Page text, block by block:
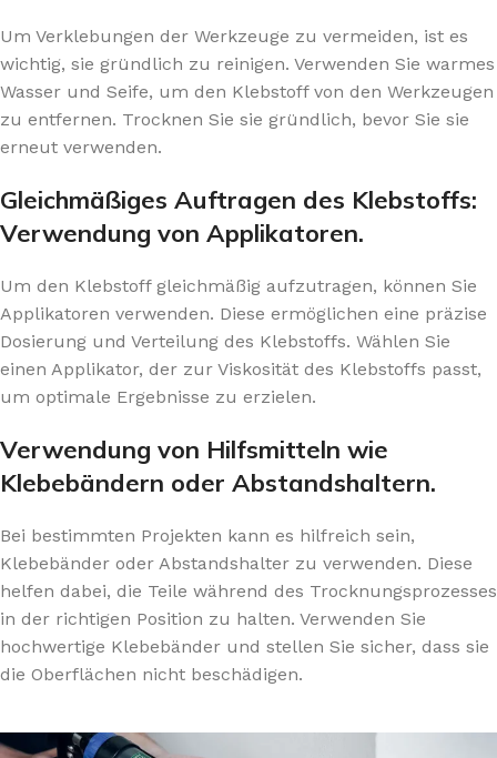
Um Verklebungen der Werkzeuge zu vermeiden, ist es
wichtig, sie gründlich zu reinigen. Verwenden Sie warmes
Wasser und Seife, um den Klebstoff von den Werkzeugen
zu entfernen. Trocknen Sie sie gründlich, bevor Sie sie
erneut verwenden.
Gleichmäßiges Auftragen des Klebstoffs:
Verwendung von Applikatoren.
Um den Klebstoff gleichmäßig aufzutragen, können Sie
Applikatoren verwenden. Diese ermöglichen eine präzise
Dosierung und Verteilung des Klebstoffs. Wählen Sie
einen Applikator, der zur Viskosität des Klebstoffs passt,
um optimale Ergebnisse zu erzielen.
Verwendung von Hilfsmitteln wie
Klebebändern oder Abstandshaltern.
Bei bestimmten Projekten kann es hilfreich sein,
Klebebänder oder Abstandshalter zu verwenden. Diese
helfen dabei, die Teile während des Trocknungsprozesses
in der richtigen Position zu halten. Verwenden Sie
hochwertige Klebebänder und stellen Sie sicher, dass sie
die Oberflächen nicht beschädigen.